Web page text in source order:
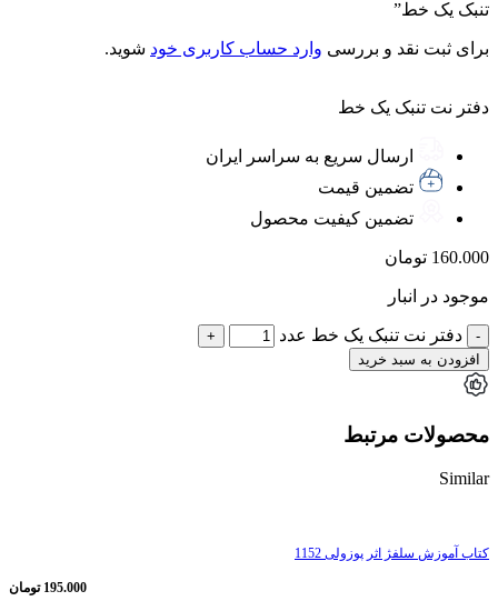
تنبک یک خط”
برای ثبت نقد و بررسی وارد حساب کاربری خود شوید.
دفتر نت تنبک یک خط
ارسال سریع به سراسر ایران
تضمین قیمت
تضمین کیفیت محصول
160.000 تومان
موجود در انبار
دفتر نت تنبک یک خط عدد
افزودن به سبد خرید
محصولات مرتبط
Similar
کتاب آموزش سلفژ اثر پوزولی 1152
195.000 تومان